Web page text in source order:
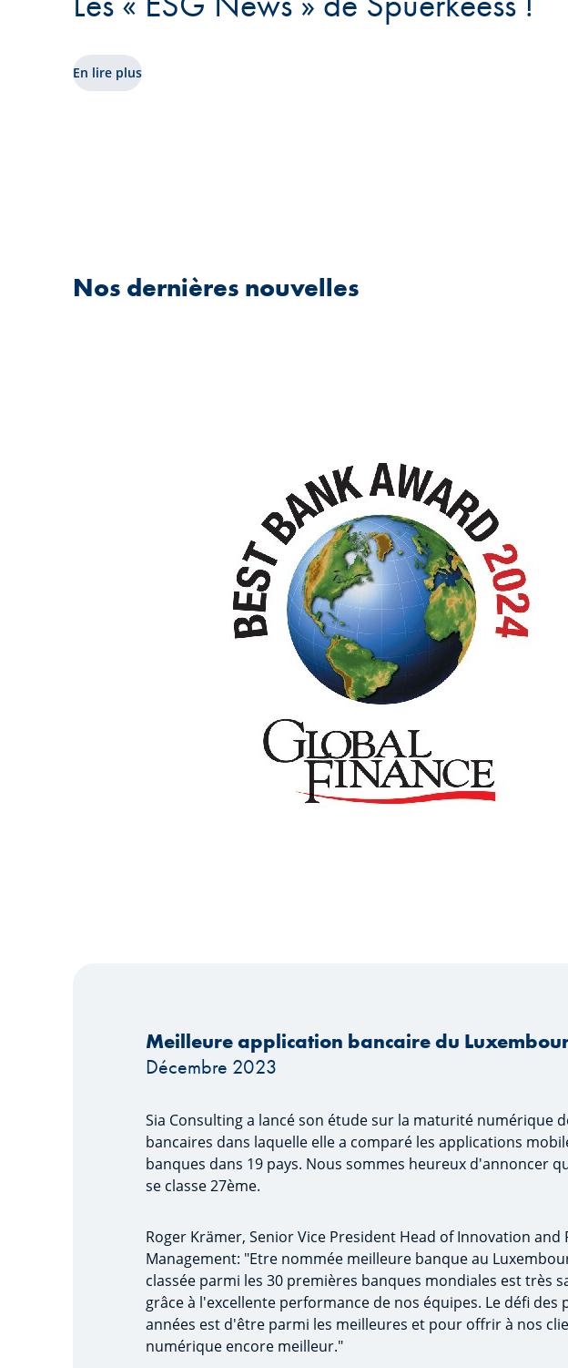
En lire plus
Nos dernières nouvelles
Meilleure application bancaire du
Décembre 2023
Sia Consulting a lancé son étude sur la maturité numérique
bancaires dans laquelle elle a comparé les applications
banques dans 19 pays. Nous sommes heureux d'annoncer
se classe 27ème.
Roger Krämer, Senior Vice President Head of Innovation and
Management: "Etre nommée meilleure banque au
classée parmi les 30 premières banques mondiales est très
grâce à l'excellente performance de nos équipes. Le défi des
années est d'être parmi les meilleures et pour offrir à nos
numérique encore meilleur."